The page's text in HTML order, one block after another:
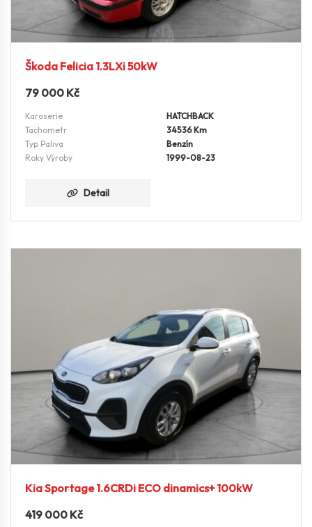
Škoda Felicia 1.3LXi 50kW
79 000 Kč
Karoserie
HATCHBACK
Tachometr
34536 Km
Typ Paliva
Benzín
Roky Výroby
1999-08-23
Detail
Kia Sportage 1.6CRDi ECO dinamics+ 100kW
419 000 Kč